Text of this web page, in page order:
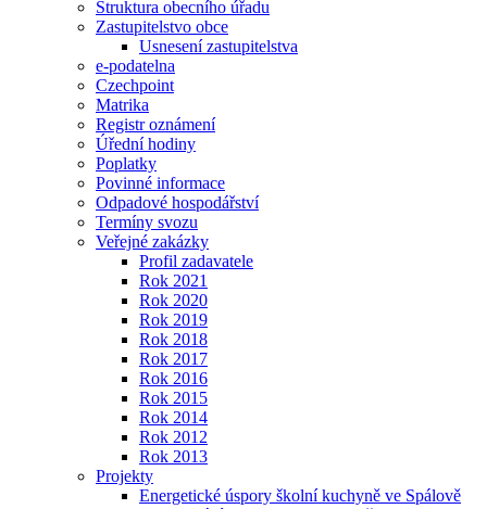
Struktura obecního úřadu
Zastupitelstvo obce
Usnesení zastupitelstva
e-podatelna
Czechpoint
Matrika
Registr oznámení
Úřední hodiny
Poplatky
Povinné informace
Odpadové hospodářství
Termíny svozu
Veřejné zakázky
Profil zadavatele
Rok 2021
Rok 2020
Rok 2019
Rok 2018
Rok 2017
Rok 2016
Rok 2015
Rok 2014
Rok 2012
Rok 2013
Projekty
Energetické úspory školní kuchyně ve Spálově